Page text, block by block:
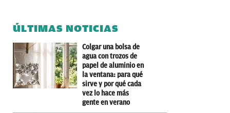
ÚLTIMAS NOTICIAS
Colgar una bolsa de
agua con trozos de
papel de aluminio en
la ventana: para qué
sirve y por qué cada
vez lo hace más
gente en verano